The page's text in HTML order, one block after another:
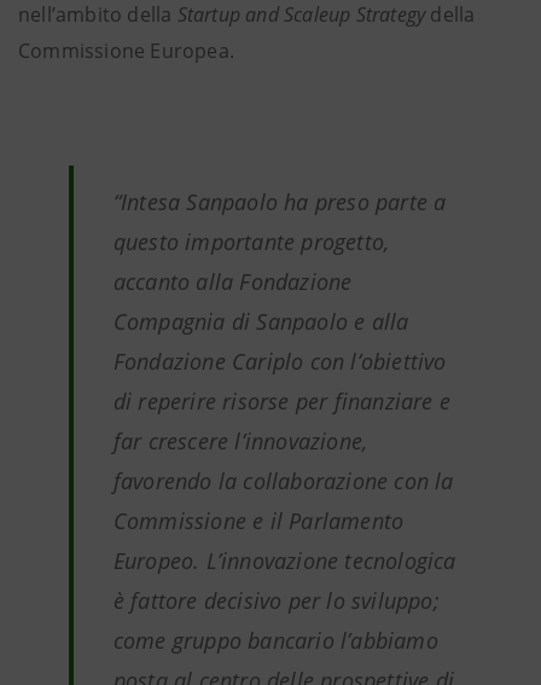
nell’ambito della Startup and Scaleup Strategydella
Commissione Europea.
“Intesa Sanpaolo ha preso parte a
questo importante progetto,
accanto alla Fondazione
Compagnia di Sanpaolo e alla
Fondazione Cariplo con l’obiettivo
di reperire risorse per finanziare e
far crescere l’innovazione,
favorendo la collaborazione con la
Commissione e il Parlamento
Europeo. L’innovazione tecnologica
è fattore decisivo per lo sviluppo;
come gruppo bancario l’abbiamo